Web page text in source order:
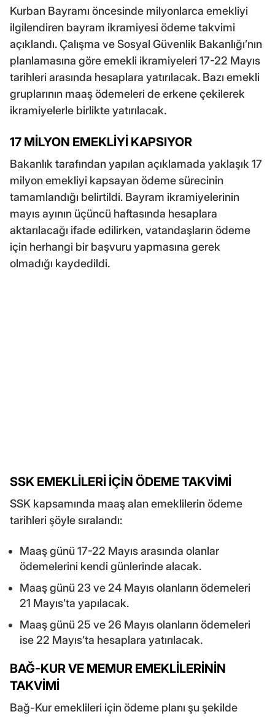
Kurban Bayramı öncesinde milyonlarca emekliyi
ilgilendiren bayram ikramiyesi ödeme takvimi
açıklandı. Çalışma ve Sosyal Güvenlik Bakanlığı’nın
planlamasına göre emekli ikramiyeleri 17-22 Mayıs
tarihleri arasında hesaplara yatırılacak. Bazı emekli
gruplarının maaş ödemeleri de erkene çekilerek
ikramiyelerle birlikte yatırılacak.
17 MİLYON EMEKLİYİ KAPSIYOR
Bakanlık tarafından yapılan açıklamada yaklaşık 17
milyon emekliyi kapsayan ödeme sürecinin
tamamlandığı belirtildi. Bayram ikramiyelerinin
mayıs ayının üçüncü haftasında hesaplara
aktarılacağı ifade edilirken, vatandaşların ödeme
için herhangi bir başvuru yapmasına gerek
olmadığı kaydedildi.
SSK EMEKLİLERİ İÇİN ÖDEME TAKVİMİ
SSK kapsamında maaş alan emeklilerin ödeme
tarihleri şöyle sıralandı:
Maaş günü 17-22 Mayıs arasında olanlar
ödemelerini kendi günlerinde alacak.
Maaş günü 23 ve 24 Mayıs olanların ödemeleri
21 Mayıs’ta yapılacak.
Maaş günü 25 ve 26 Mayıs olanların ödemeleri
ise 22 Mayıs’ta hesaplara yatırılacak.
BAĞ-KUR VE MEMUR EMEKLİLERİNİN
TAKVİMİ
Bağ-Kur emeklileri için ödeme planı şu şekilde